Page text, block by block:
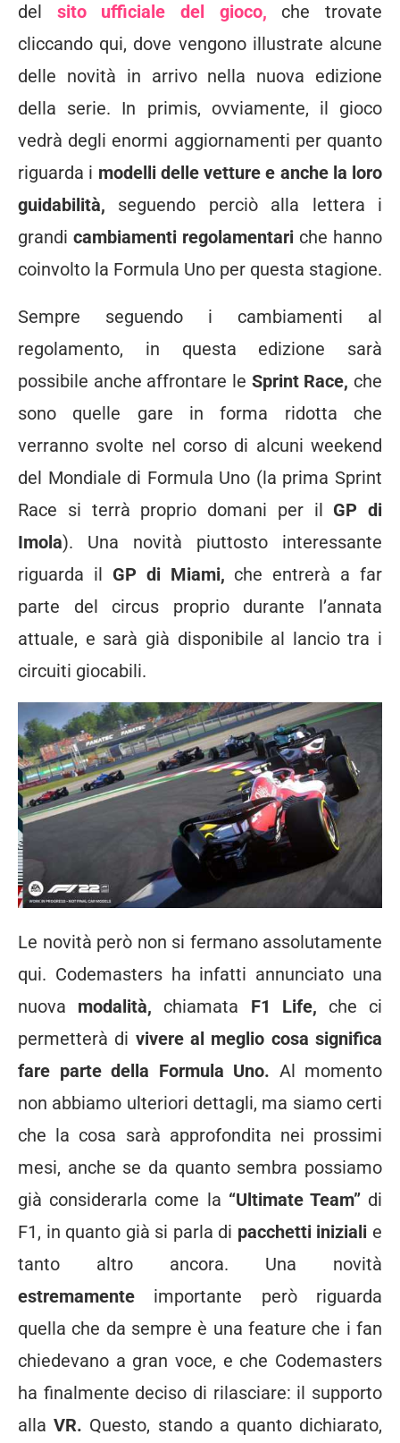
del sito ufficiale del gioco,
che trovate
cliccando qui, dove vengono illustrate alcune
delle novità in arrivo nella nuova edizione
della serie. In primis, ovviamente, il gioco
vedrà degli enormi aggiornamenti per quanto
riguarda i modelli delle vetture e anche la loro
guidabilità, seguendo perciò alla lettera i
grandi cambiamenti regolamentari che hanno
coinvolto la Formula Uno per questa stagione.
Sempre seguendo i cambiamenti al
regolamento, in questa edizione sarà
possibile anche affrontare le Sprint Race, che
sono quelle gare in forma ridotta che
verranno svolte nel corso di alcuni weekend
del Mondiale di Formula Uno (la prima Sprint
Race si terrà proprio domani per il GP di
Imola). Una novità piuttosto interessante
riguarda il GP di Miami, che entrerà a far
parte del circus proprio durante l’annata
attuale, e sarà già disponibile al lancio tra i
circuiti giocabili.
Le novità però non si fermano assolutamente
qui. Codemasters ha infatti annunciato una
nuova modalità, chiamata F1 Life, che ci
permetterà di vivere al meglio cosa significa
fare parte della Formula Uno. Al momento
non abbiamo ulteriori dettagli, ma siamo certi
che la cosa sarà approfondita nei prossimi
mesi, anche se da quanto sembra possiamo
già considerarla come la “Ultimate Team”di
F1, in quanto già si parla di pacchetti iniziali e
tanto altro ancora. Una novità
estremamente importante però riguarda
quella che da sempre è una feature che i fan
chiedevano a gran voce, e che Codemasters
ha finalmente deciso di rilasciare: il supporto
allaVR. Questo, stando a quanto dichiarato,